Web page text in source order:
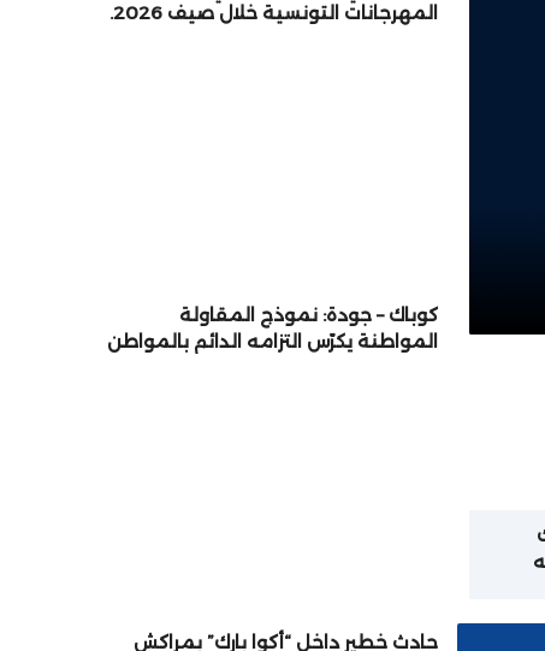
المهرجانات التونسية خلال صيف 2026.
كوباك – جودة: نموذج المقاولة
المواطنة يكرّس التزامه الدائم بالمواطن
حادث خطير داخل “أكوا بارك” بمراكش